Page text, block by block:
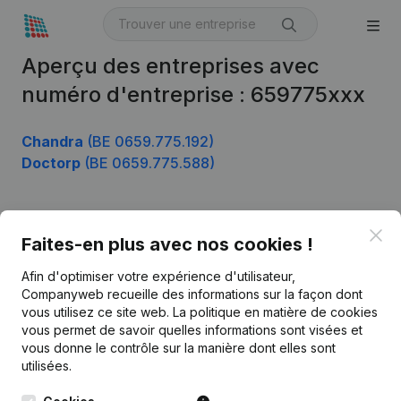
Aperçu des entreprises avec
numéro d'entreprise : 659775xxx
Chandra (BE 0659.775.192)
Doctorp (BE 0659.775.588)
Faites-en plus avec nos cookies !
Afin d'optimiser votre expérience d'utilisateur,
Companyweb recueille des informations sur la façon dont
vous utilisez ce site web. La politique en matière de cookies
vous permet de savoir quelles informations sont visées et
vous donne le contrôle sur la manière dont elles sont
utilisées.
Français
Kantorenpark Everest
248D,
Monitoring
Recherche internationale